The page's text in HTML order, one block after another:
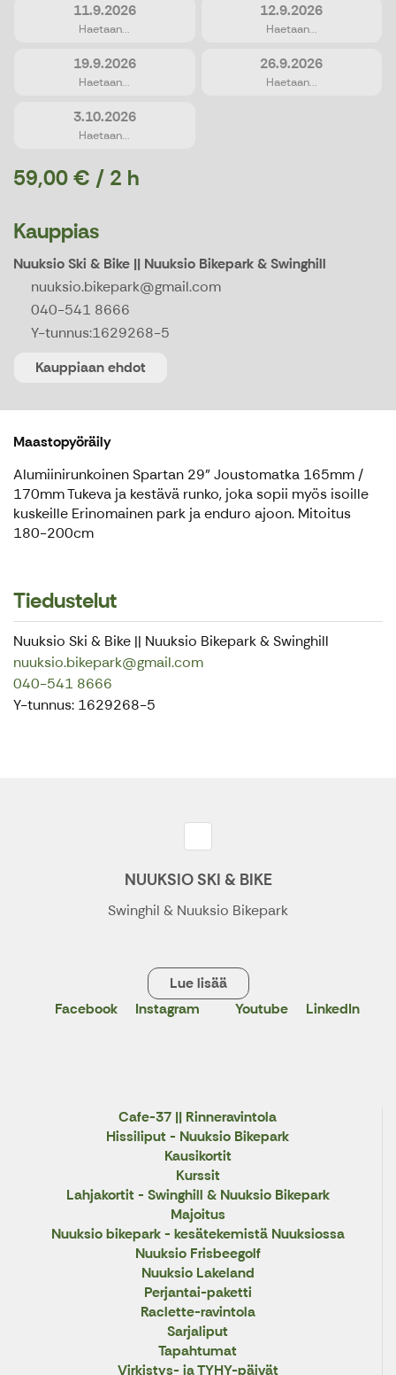
11.9.2026
Haetaan...
12.9.2026
Haetaan...
19.9.2026
Haetaan...
26.9.2026
Haetaan...
3.10.2026
Haetaan...
59,00 € / 2 h
Kauppias
Nuuksio Ski & Bike || Nuuksio Bikepark & Swinghill
nuuksio.bikepark@gmail.com
040-541 8666
Y-tunnus:1629268-5
Kauppiaan ehdot
Maastopyöräily
Alumiinirunkoinen Spartan 29" Joustomatka 165mm /
170mm Tukeva ja kestävä runko, joka sopii myös isoille
kuskeille Erinomainen park ja enduro ajoon. Mitoitus
180-200cm
Tiedustelut
Nuuksio Ski & Bike || Nuuksio Bikepark & Swinghill
nuuksio.bikepark@gmail.com
040-541 8666
Y-tunnus: 1629268-5
NUUKSIO SKI & BIKE
Swinghil & Nuuksio Bikepark
Lue lisää
Facebook
Instagram Youtube LinkedIn
Cafe-37 || Rinneravintola
Hissiliput - Nuuksio Bikepark
Kausikortit
Kurssit
Lahjakortit - Swinghill & Nuuksio Bikepark
Majoitus
Nuuksio bikepark - kesätekemistä Nuuksiossa
Nuuksio Frisbeegolf
Nuuksio Lakeland
Perjantai-paketti
Raclette-ravintola
Sarjaliput
Tapahtumat
Virkistys- ja TYHY-päivät